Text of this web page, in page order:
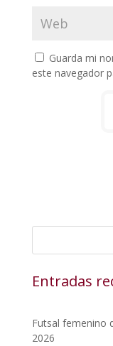
Guarda mi
este navegador
Entradas
Futsal femenino
2026